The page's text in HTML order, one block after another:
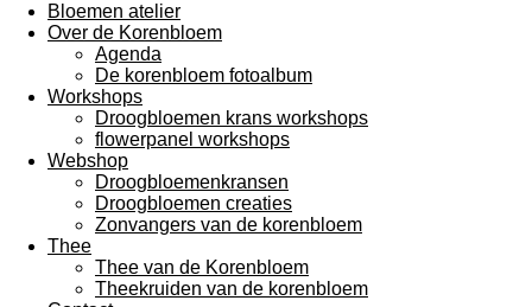
Bloemen atelier
Over de Korenbloem
Agenda
De korenbloem fotoalbum
Workshops
Droogbloemen krans workshops
flowerpanel workshops
Webshop
Droogbloemenkransen
Droogbloemen creaties
Zonvangers van de korenbloem
Thee
Thee van de Korenbloem
Theekruiden van de korenbloem